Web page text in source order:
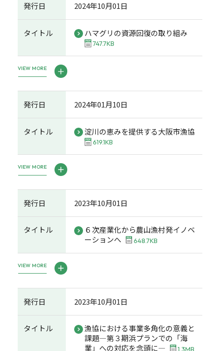
発行日 2024年10月01日
タイトル ハマグリの資源回復の取り組み
747.7KB
VIEW MORE
発行日 2024年01月10日
タイトル 淀川の恵みを提供する大阪市漁協
619.1KB
VIEW MORE
発行日 2023年10月01日
タイトル
６次産業化から農山漁村発イノベ
ーションへ
648.7KB
VIEW MORE
発行日 2023年10月01日
タイトル
漁協における事業多角化の意義と
課題―第３期浜プランでの「海
業」への対応を念頭に―
1.3MB